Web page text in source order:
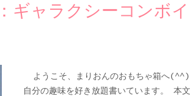
ギャラクシーコンボ
ようこそ、まりおんのおもちゃ箱へ
自分の趣味を好き放題書いています。 本